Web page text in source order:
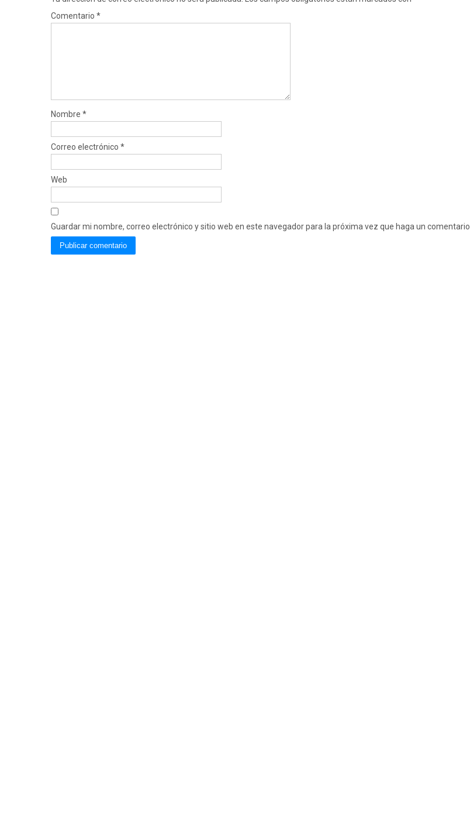
Comentario *
Nombre *
Correo electrónico *
Web
Guardar mi nombre, correo electrónico y sitio web en este navegador para la próxima vez que haga un comentario.